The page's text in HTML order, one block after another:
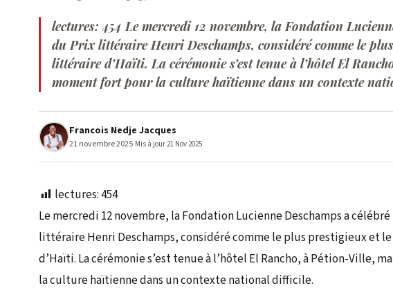
lectures: 454 Le mercredi 12 novembre, la Fondation
du Prix littéraire Henri Deschamps, considéré comme le
littéraire d’Haïti. La cérémonie s’est tenue à l’hôtel El
moment fort pour la culture haïtienne dans un contexte
Francois Nedje Jacques
21 novembre 2025·Mis à jour 21 Nov 2025
lectures:454
Le mercredi 12 novembre, la Fondation Lucienne Deschamps a
littéraire Henri Deschamps, considéré comme le plus prestigieux et
d’Haïti. La cérémonie s’est tenue à l’hôtel El Rancho, à Pétion-Ville,
la culture haïtienne dans un contexte national difficile.